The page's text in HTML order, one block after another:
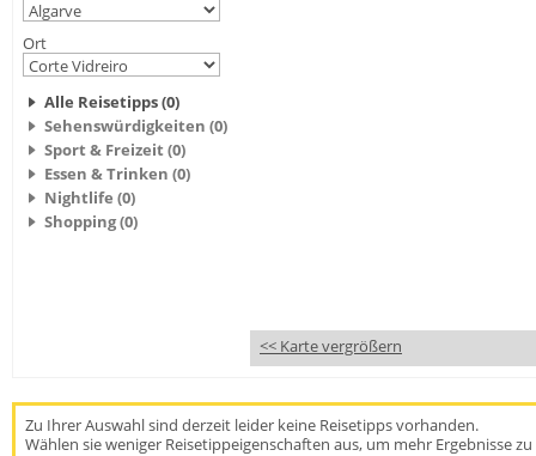
Ort
Alle Reisetipps (0)
Sehenswürdigkeiten (0)
Sport & Freizeit (0)
Essen & Trinken (0)
Nightlife (0)
Shopping (0)
<< Karte vergrößern
Zu Ihrer Auswahl sind derzeit leider keine Reisetipps vorhanden.
Wählen sie weniger Reisetippeigenschaften aus, um mehr Ergebnisse